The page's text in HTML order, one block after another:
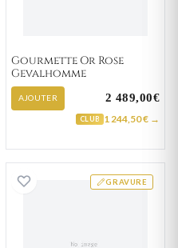
Gourmette Or Rose
Gevalhomme
AJOUTER 2 489,00€
CLUB 1 244,50 € →
GRAVURE
Gourmette Or